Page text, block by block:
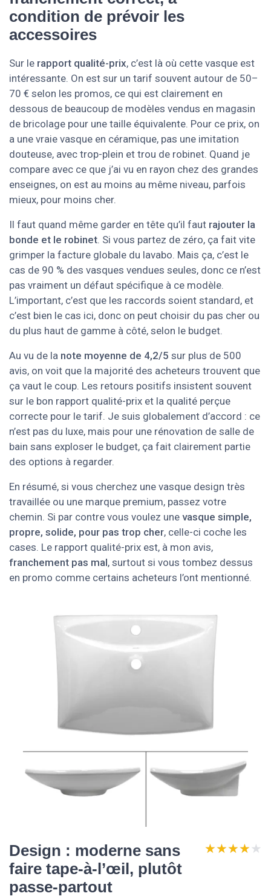
condition de prévoir les
accessoires
Sur le rapport qualité-prix, c’est là où cette vasque est
intéressante. On est sur un tarif souvent autour de 50–
70 € selon les promos, ce qui est clairement en
dessous de beaucoup de modèles vendus en magasin
de bricolage pour une taille équivalente. Pour ce prix, on
a une vraie vasque en céramique, pas une imitation
douteuse, avec trop-plein et trou de robinet. Quand je
compare avec ce que j’ai vu en rayon chez des grandes
enseignes, on est au moins au même niveau, parfois
mieux, pour moins cher.
Il faut quand même garder en tête qu’il faut rajouter la
bonde et le robinet. Si vous partez de zéro, ça fait vite
grimper la facture globale du lavabo. Mais ça, c’est le
cas de 90 % des vasques vendues seules, donc ce n’est
pas vraiment un défaut spécifique à ce modèle.
L’important, c’est que les raccords soient standard, et
c’est bien le cas ici, donc on peut choisir du pas cher ou
du plus haut de gamme à côté, selon le budget.
Au vu de la note moyenne de 4,2/5 sur plus de 500
avis, on voit que la majorité des acheteurs trouvent que
ça vaut le coup. Les retours positifs insistent souvent
sur le bon rapport qualité-prix et la qualité perçue
correcte pour le tarif. Je suis globalement d’accord : ce
n’est pas du luxe, mais pour une rénovation de salle de
bain sans exploser le budget, ça fait clairement partie
des options à regarder.
En résumé, si vous cherchez une vasque design très
travaillée ou une marque premium, passez votre
chemin. Si par contre vous voulez une vasque simple,
propre, solide, pour pas trop cher, celle-ci coche les
cases. Le rapport qualité-prix est, à mon avis,
franchement pas mal, surtout si vous tombez dessus
en promo comme certains acheteurs l’ont mentionné.
Design : moderne sans
faire tape-à-l’œil, plutôt
passe-partout
★★★★★
★★★★★